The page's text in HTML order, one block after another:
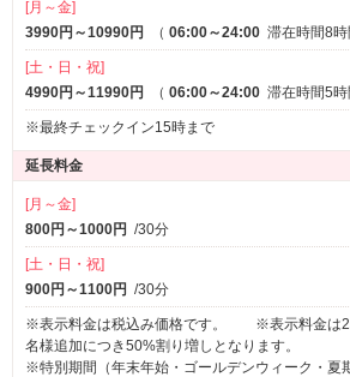
[月～金]
3990円～10990円
（ 06:00～24:00 滞在時間8時
[土・日・祝]
4990円～11990円
（ 06:00～24:00 滞在時間5時
※最終チェックイン15時まで
延長料金
[月～金]
800円～1000円 /30分
[土・日・祝]
900円～1100円 /30分
※表示料金は税込み価格です。 ※表示料金は2
名様追加につき50%割り増しとなります。
※特別期間（年末年始・ゴールデンウィーク・夏